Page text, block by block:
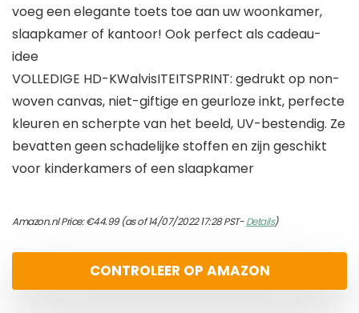
voeg een elegante toets toe aan uw woonkamer,
slaapkamer of kantoor! Ook perfect als cadeau-
idee
VOLLEDIGE HD-KWalvisITEITSPRINT: gedrukt op non-
woven canvas, niet-giftige en geurloze inkt, perfecte
kleuren en scherpte van het beeld, UV-bestendig. Ze
bevatten geen schadelijke stoffen en zijn geschikt
voor kinderkamers of een slaapkamer
Amazon.nl Price:€44.99(as of 14/07/2022 17:28 PST-Details)
CONTROLEER OP AMAZON